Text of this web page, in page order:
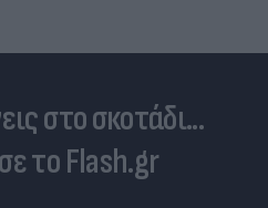
στο σκοτάδι...
το Flash.gr